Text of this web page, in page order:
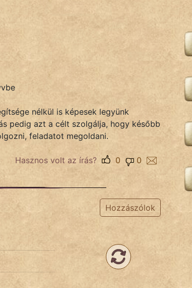
nélkül is képesek legyünk
pedig azt a célt szolgálja, hogy később
feladatot megoldani.
Hasznos volt az írás? 0
0
Hozzászólok